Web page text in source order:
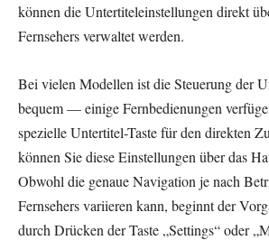
können die Untertiteleinstellungen direkt
Fernsehers verwaltet werden.
Bei vielen Modellen ist die Steuerung der
bequem — einige Fernbedienungen
spezielle Untertitel-Taste für den direkten
können Sie diese Einstellungen über das
Obwohl die genaue Navigation je nach
Fernsehers variieren kann, beginnt der
durch Drücken der Taste „Settings“ oder